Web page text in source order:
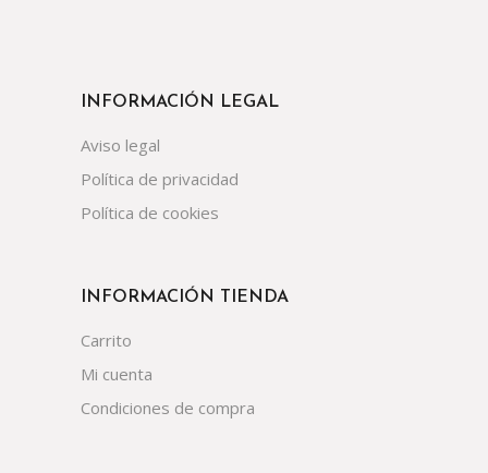
INFORMACIÓN LEGAL
Aviso legal
Política de privacidad
Política de cookies
INFORMACIÓN TIENDA
Carrito
Mi cuenta
Condiciones de compra